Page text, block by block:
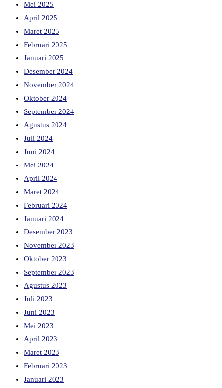
Mei 2025
April 2025
Maret 2025
Februari 2025
Januari 2025
Desember 2024
November 2024
Oktober 2024
September 2024
Agustus 2024
Juli 2024
Juni 2024
Mei 2024
April 2024
Maret 2024
Februari 2024
Januari 2024
Desember 2023
November 2023
Oktober 2023
September 2023
Agustus 2023
Juli 2023
Juni 2023
Mei 2023
April 2023
Maret 2023
Februari 2023
Januari 2023